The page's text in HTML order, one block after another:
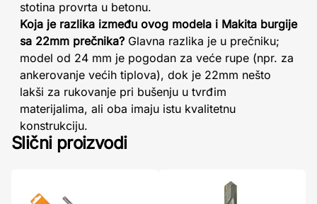
stotina provrta u betonu.
Koja je razlika između ovog modela i Makita burgije
sa 22mm prečnika? Glavna razlika je u prečniku;
model od 24 mm je pogodan za veće rupe (npr. za
ankerovanje većih tiplova), dok je 22mm nešto
lakši za rukovanje pri bušenju u tvrđim
materijalima, ali oba imaju istu kvalitetnu
konstrukciju.
Slični proizvodi